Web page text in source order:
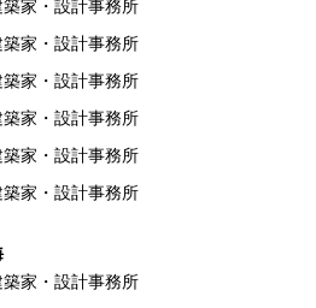
家・設計事務所
家・設計事務所
家・設計事務所
家・設計事務所
家・設計事務所
家・設計事務所
家・設計事務所